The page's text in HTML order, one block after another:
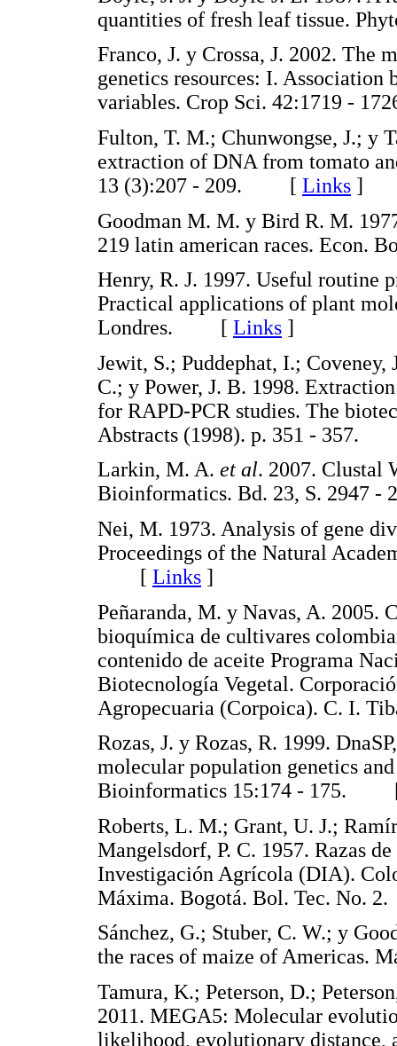
quantities of fresh leaf tissue.
Franco, J. y Crossa, J. 2002.
genetics resources: I. Association
variables. Crop Sci. 42:1719
Fulton, T. M.; Chunwongse, J.; y
extraction of DNA from tomato
13 (3):207 - 209. [ Links ]
Goodman M. M. y Bird R. M.
219 latin american races.
Henry, R. J. 1997. Useful routine
Practical applications of plant
Londres. [ Links ]
Jewit, S.; Puddephat, I.;
C.; y Power, J. B. 1998.
for RAPD-PCR studies. The
Abstracts (1998). p. 351 -
Larkin, M. A. et al. 2007. Clustal
Bioinformatics. Bd. 23, S.
Nei, M. 1973. Analysis of gene
Proceedings of the Natural
[ Links ]
Peñaranda, M. y Navas, A. 2005.
bioquímica de cultivares
contenido de aceite Programa
Biotecnología Vegetal.
Agropecuaria (Corpoica). C.
Rozas, J. y Rozas, R. 1999.
molecular population genetics
Bioinformatics 15:174 -
Roberts, L. M.; Grant, U. J.;
Mangelsdorf, P. C. 1957. Razas
Investigación Agrícola (DIA).
Máxima. Bogotá. Bol. Tec.
Sánchez, G.; Stuber, C. W.; y
the races of maize of
Tamura, K.; Peterson, D.;
2011. MEGA5: Molecular
likelihood, evolutionary distance,